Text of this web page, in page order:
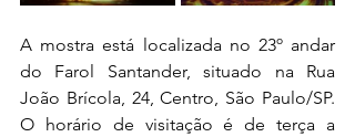
A mostra está localizada no 23º andar
do Farol Santander, situado na Rua
João Brícola, 24, Centro, São Paulo/SP.
O horário de visitação é de terça a